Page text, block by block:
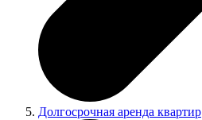
Долгосрочная аренда квартир